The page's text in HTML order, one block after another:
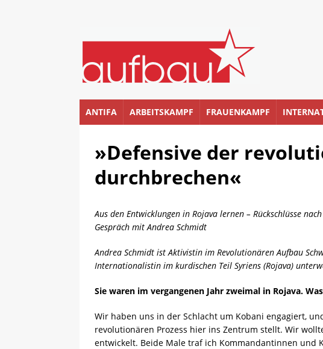
ANTIFA ARBEITSKAMPF FRAUENKAMPF
»Defensive der
durchbrechen«
Aus den Entwicklungen in Rojava lernen – Rückschlüsse
Gespräch mit Andrea Schmidt
Andrea Schmidt ist Aktivistin im Revolutionären Aufbau
Internationalistin im kurdischen Teil Syriens (Rojava)
Sie waren im vergangenen Jahr zweimal in Rojava.
Wir haben uns in der Schlacht um Kobani engagiert,
revolutionären Prozess hier ins Zentrum stellt. Wir
entwickelt. Beide Male traf ich Kommandantinnen und